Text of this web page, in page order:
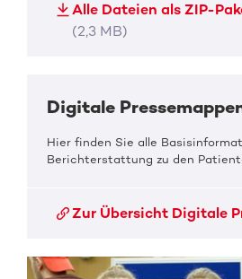
Alle Dateien als ZIP-
(2,3 MB)
Digitale
Hier finden Sie alle
Berichterstattung zu den
Zur Übersicht Digitale